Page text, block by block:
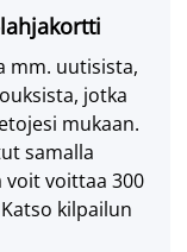
mm. uutisista,
jotka
mukaan.
samalla
voit voittaa 300
kilpailun